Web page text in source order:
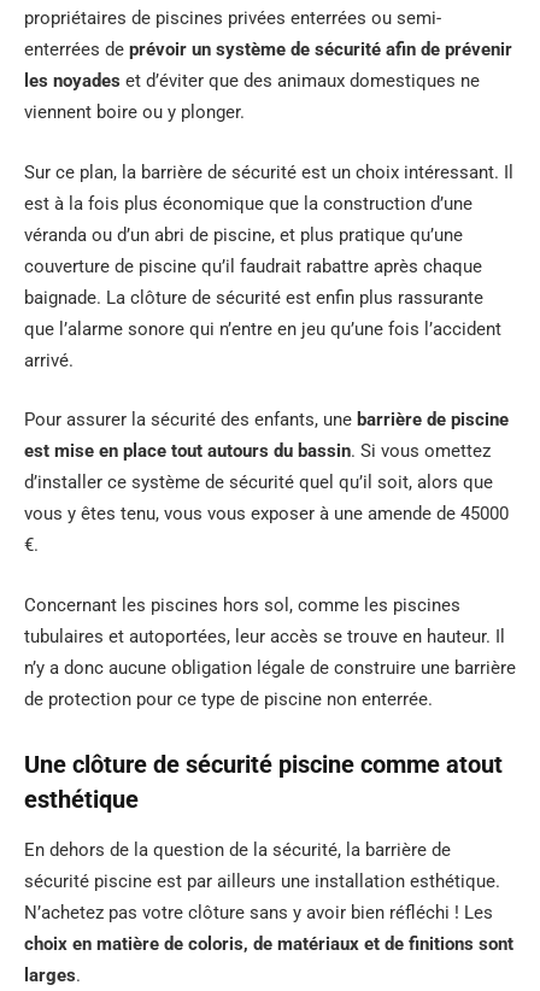
propriétaires de piscines privées enterrées ou semi-
enterrées de prévoir un système de sécurité afin de prévenir
les noyades et d’éviter que des animaux domestiques ne
viennent boire ou y plonger.
Sur ce plan, la barrière de sécurité est un choix intéressant. Il
est à la fois plus économique que la construction d’une
véranda ou d’un abri de piscine, et plus pratique qu’une
couverture de piscine qu’il faudrait rabattre après chaque
baignade. La clôture de sécurité est enfin plus rassurante
que l’alarme sonore qui n’entre en jeu qu’une fois l’accident
arrivé.
Pour assurer la sécurité des enfants, une barrière de piscine
est mise en place tout autours du bassin. Si vous omettez
d’installer ce système de sécurité quel qu’il soit, alors que
vous y êtes tenu, vous vous exposer à une amende de 45000
€.
Concernant les piscines hors sol, comme les piscines
tubulaires et autoportées, leur accès se trouve en hauteur. Il
n’y a donc aucune obligation légale de construire une barrière
de protection pour ce type de piscine non enterrée.
Une clôture de sécurité piscine comme atout
esthétique
En dehors de la question de la sécurité, la barrière de
sécurité piscine est par ailleurs une installation esthétique.
N’achetez pas votre clôture sans y avoir bien réfléchi ! Les
choix en matière de coloris, de matériaux et de finitions sont
larges.